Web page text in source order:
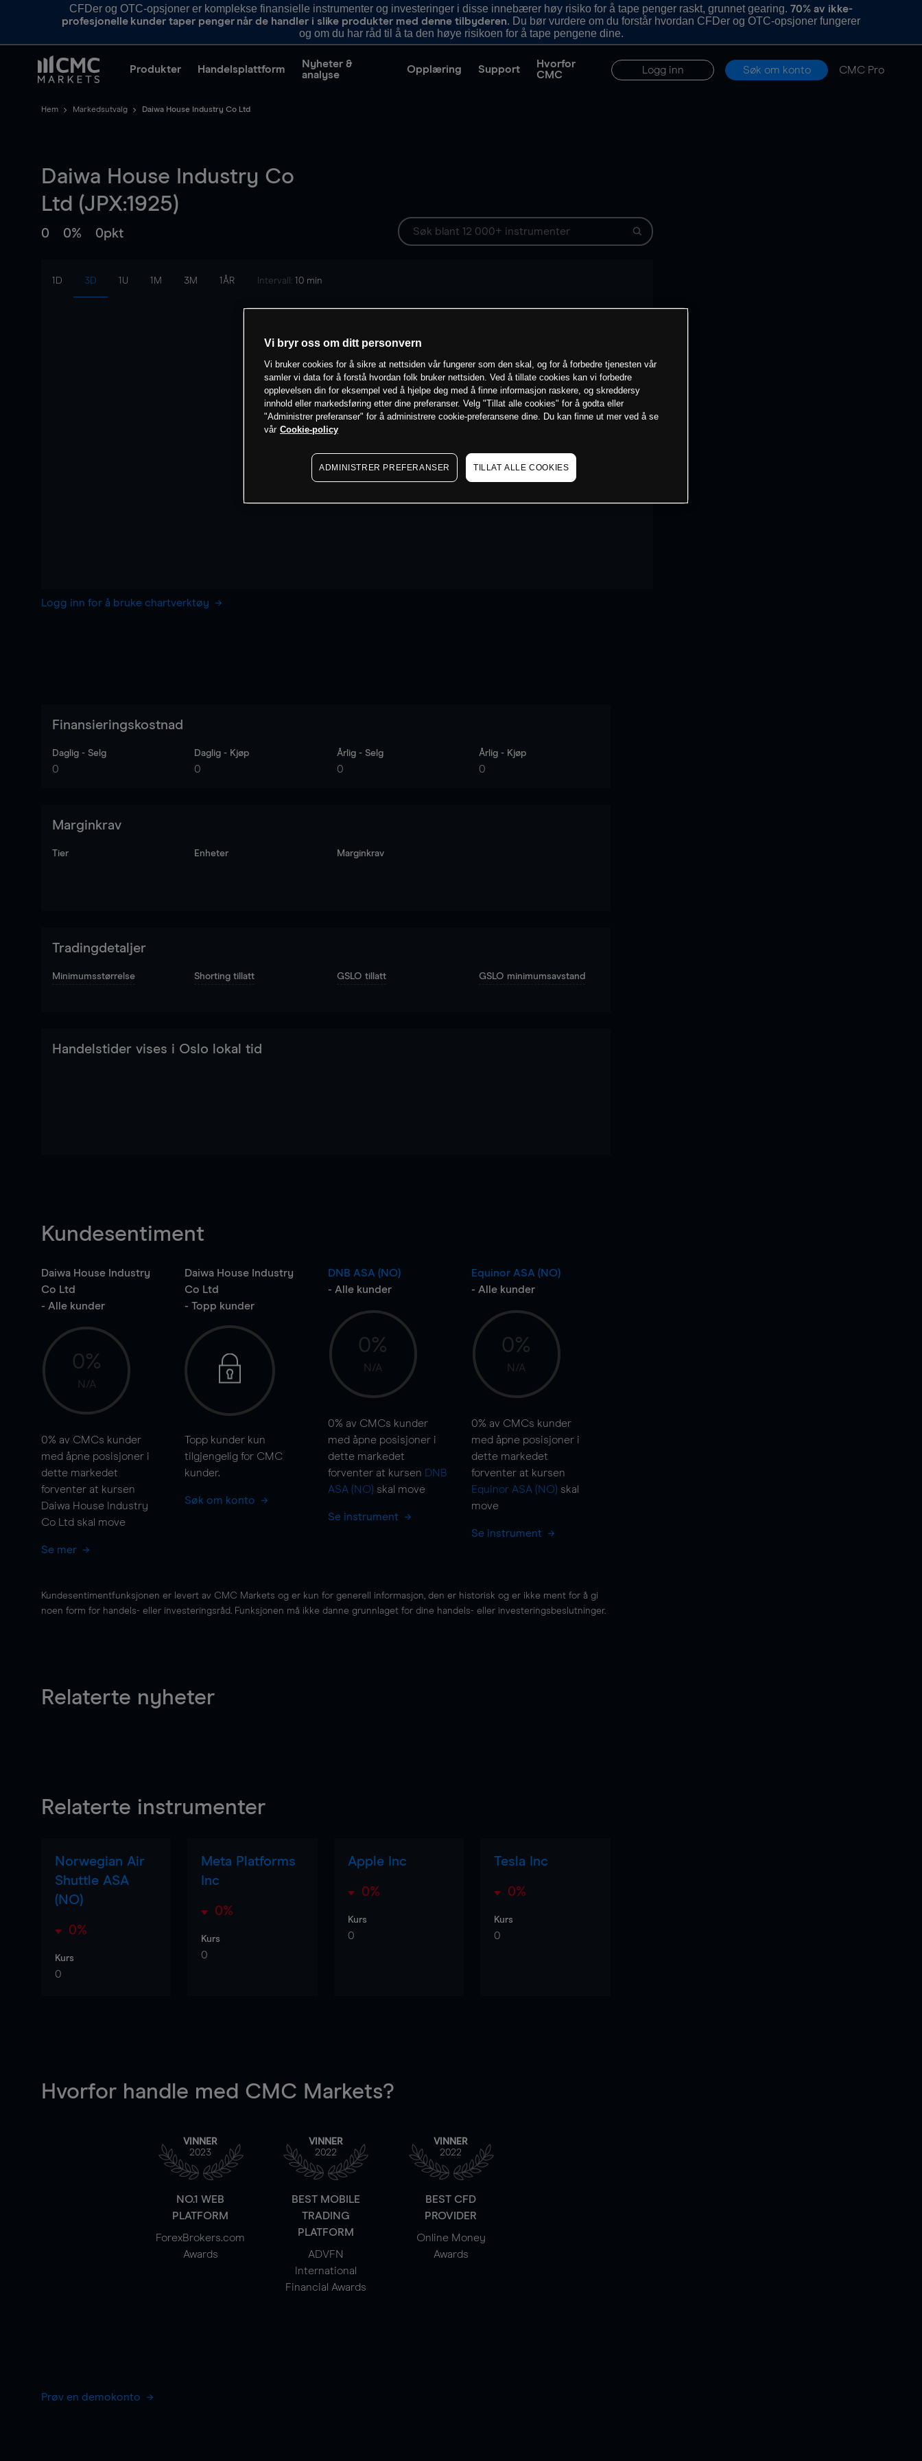
CFDer og OTC-opsjoner er komplekse finansielle instrumenter og investeringer i disse innebærer høy risiko for å tape penger raskt, grunnet gearing.70% av ikke-
profesjonelle kunder taper penger når de handler i slike produkter med denne tilbyderen. Du bør vurdere om du forstår hvordan CFDer og OTC-opsjoner fungerer
og om du har råd til å ta den høye risikoen for å tape pengene dine.
Produkter Handelsplattform
Nyheter &
analyse
Opplæring Support
Hvorfor
CMC
Logg inn Søk om konto CMC Pro
Hem Markedsutvalg Daiwa House Industry Co Ltd
Daiwa House Industry Co
Ltd (JPX:1925)
0 0% 0pkt
1D 3D 1U 1M 3M 1ÅR Intervall: 10 min
Logg inn for å bruke chartverktøy
Finansieringskostnad
Daglig - Selg
0
Daglig - Kjøp
0
Årlig - Selg
0
Årlig - Kjøp
0
Marginkrav
Tier Enheter Marginkrav
Tradingdetaljer
Minimumsstørrelse Shorting tillatt GSLO tillatt GSLO minimumsavstand
Handelstider vises i Oslo lokal tid
Kundesentiment
Daiwa House Industry
Co Ltd
- Alle kunder
0%
N/A
0% av CMCs kunder
med åpne posisjoner i
dette markedet
forventer at kursen
Daiwa House Industry
Co Ltd skal move
Se mer
Daiwa House Industry
Co Ltd
- Topp kunder
Topp kunder kun
tilgjengelig for CMC
kunder.
Søk om konto
DNB ASA (NO)
- Alle kunder
0%
N/A
0% av CMCs kunder
med åpne posisjoner i
dette markedet
forventer at kursen DNB
ASA (NO) skal move
Se instrument
Equinor ASA (NO)
- Alle kunder
0%
N/A
0% av CMCs kunder
med åpne posisjoner i
dette markedet
forventer at kursen
Equinor ASA (NO) skal
move
Se instrument
Kundesentimentfunksjonen er levert av CMC Markets og er kun for generell informasjon, den er historisk og er ikke ment for å gi
noen form for handels- eller investeringsråd. Funksjonen må ikke danne grunnlaget for dine handels- eller investeringsbeslutninger.
Relaterte nyheter
Relaterte instrumenter
Norwegian Air
Shuttle ASA
(NO)
0%
Kurs
0
Meta Platforms
Inc
0%
Kurs
0
Apple Inc
0%
Kurs
0
Tesla Inc
0%
Kurs
0
Hvorfor handle med CMC Markets?
VINNER
2023
NO.1 WEB
PLATFORM
ForexBrokers.com
Awards
VINNER
2022
BEST MOBILE
TRADING
PLATFORM
ADVFN
International
Financial Awards
VINNER
2022
BEST CFD
PROVIDER
Online Money
Awards
Prøv en demokonto
Vi bryr oss om ditt personvern
Vi bruker cookies for å sikre at nettsiden vår fungerer som den skal, og for å forbedre tjenesten vår
samler vi data for å forstå hvordan folk bruker nettsiden. Ved å tillate cookies kan vi forbedre
opplevelsen din for eksempel ved å hjelpe deg med å finne informasjon raskere, og skreddersy
innhold eller markedsføring etter dine preferanser. Velg "Tillat alle cookies" for å godta eller
"Administrer preferanser" for å administrere cookie-preferansene dine. Du kan finne ut mer ved å se
vår Cookie-policy
ADMINISTRER PREFERANSER TILLAT ALLE COOKIES